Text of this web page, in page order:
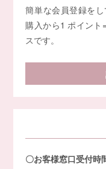
簡単な会員登録を
購入から1 ポイント
スです。
〇お客様窓口受付時